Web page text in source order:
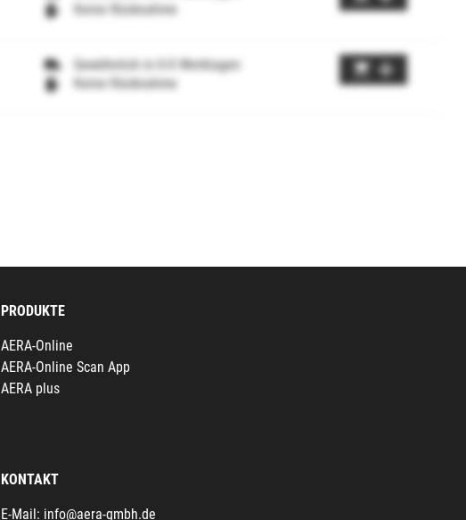
Keine Rücknahme
Gewöhnlich in 0-0 Werktagen
Keine Rücknahme
PRODUKTE
AERA-Online
AERA-Online Scan App
AERA plus
KONTAKT
E-Mail: info@aera-gmbh.de